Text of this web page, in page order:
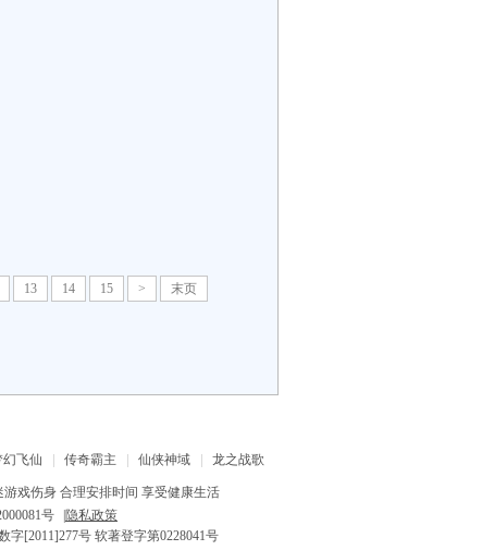
13 14 15 > 末页
幻飞仙 传奇霸主 仙侠神域 龙之战歌
戏伤身 合理安排时间 享受健康生活
号
隐私政策
字[2011]277号 软著登字第0228041号